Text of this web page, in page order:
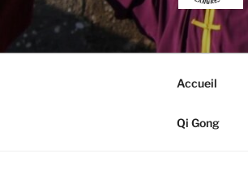
Accueil
Qi Gong